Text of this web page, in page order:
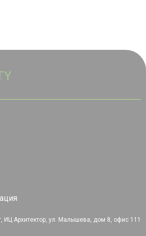
ИЦ Архитектор, ул. Малышева, дом 8, офис 111